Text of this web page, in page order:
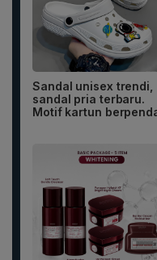
Sandal unisex trendi,
sandal pria terbaru.
Motif kartun